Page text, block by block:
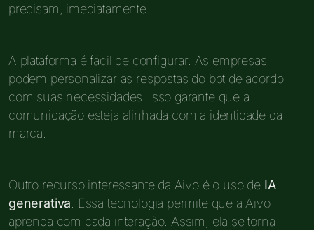
precisam, imediatamente.
A plataforma é fácil de configurar. As empresas
podem personalizar as respostas do bot de acordo
com suas necessidades. Isso garante que a
comunicação esteja alinhada com a identidade da
marca.
Outro recurso interessante da Aivo é o uso de IA
generativa . Essa tecnologia permite que a Aivo
aprenda com cada interação. Assim, ela se torna